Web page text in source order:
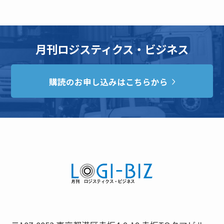
月刊ロジスティクス・ビジネス
購読のお申し込みはこちらから